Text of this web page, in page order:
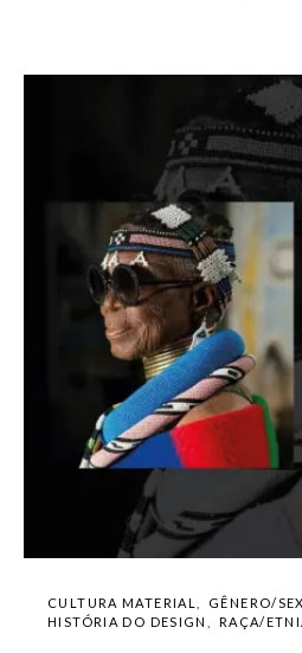
CULTURA MATERIAL
GÊNERO/
HISTÓRIA DO DESIGN
RAÇA/